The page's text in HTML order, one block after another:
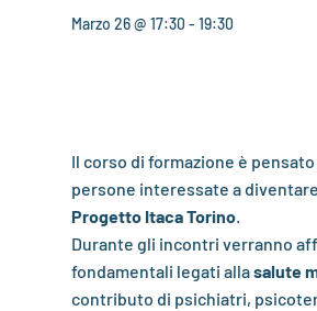
Marzo 26 @ 17:30 - 19:30
Il corso di formazione è
persone interessate a diventare
Progetto Itaca Torino.
Durante gli incontri verranno
fondamentali legati allasalute
contributo di psichiatri,